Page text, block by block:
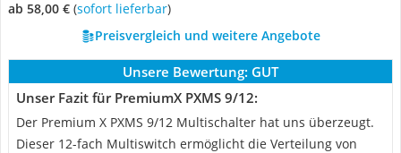
ab 58,00 € ( Sofort lieferbar)
Preisvergleich und weitere Angebote
Unsere Bewertung: GUT
Unser Fazit für PremiumX PXMS 9/12:
Der Premium X PXMS 9/12 Multischalter hat uns überzeugt.
Dieser 12-fach Multiswitch ermöglicht die Verteilung von